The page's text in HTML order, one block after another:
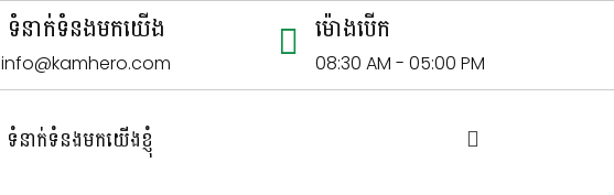
ទំនាក់ទំនងមកយើង
info@kamhero.com
ម៉ោងបើក
08:30 AM - 05:00 PM
ទំនាក់ទំនងមកយើងខ្ញុំ